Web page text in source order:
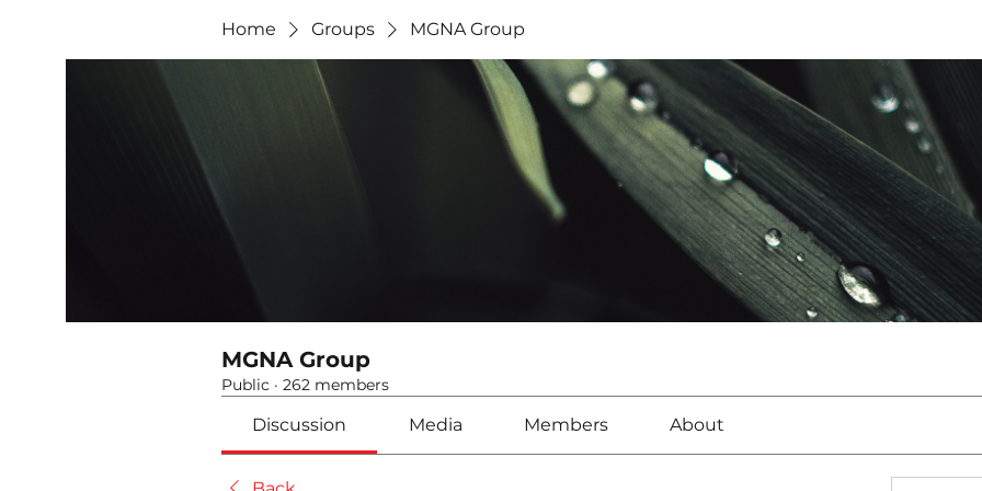
Home Groups MGNA Group
MGNA Group
Public · 262 members
Discussion Media Members About